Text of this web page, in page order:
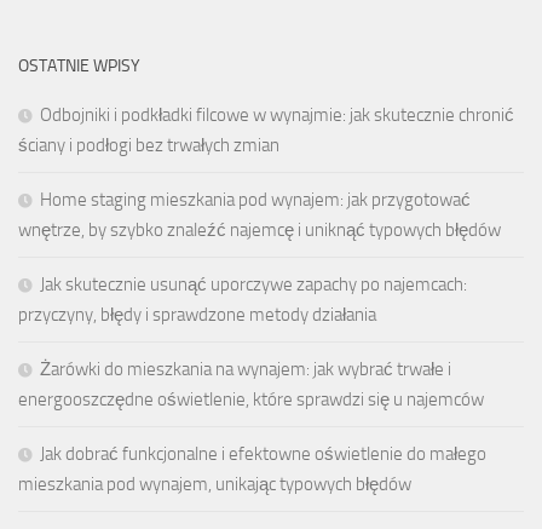
OSTATNIE WPISY
Odbojniki i podkładki filcowe w wynajmie: jak skutecznie chronić
ściany i podłogi bez trwałych zmian
Home staging mieszkania pod wynajem: jak przygotować
wnętrze, by szybko znaleźć najemcę i uniknąć typowych błędów
Jak skutecznie usunąć uporczywe zapachy po najemcach:
przyczyny, błędy i sprawdzone metody działania
Żarówki do mieszkania na wynajem: jak wybrać trwałe i
energooszczędne oświetlenie, które sprawdzi się u najemców
Jak dobrać funkcjonalne i efektowne oświetlenie do małego
mieszkania pod wynajem, unikając typowych błędów